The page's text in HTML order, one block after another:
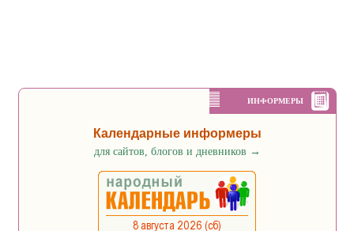
ИНФОРМЕРЫ
Календарные информеры
для сайтов, блогов и дневников →